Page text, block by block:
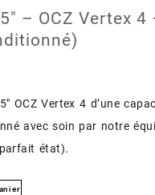
– OCZ Vertex 4
OCZ Vertex 4 d’une
avec soin par notre
état).